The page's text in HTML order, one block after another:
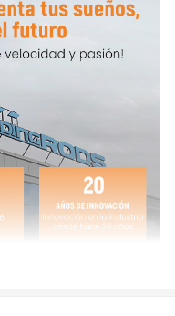
10 PSI (sin carga)
izquierda y derecha
58*21*20cm